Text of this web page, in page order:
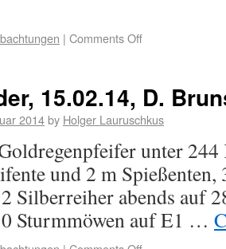
| Comments Off
15.02.14, D.
2014by Holger Lauruschkus
unter
und 2 m Spießenten,
Silberreiher abends auf
Sturmmöwen auf E1 …